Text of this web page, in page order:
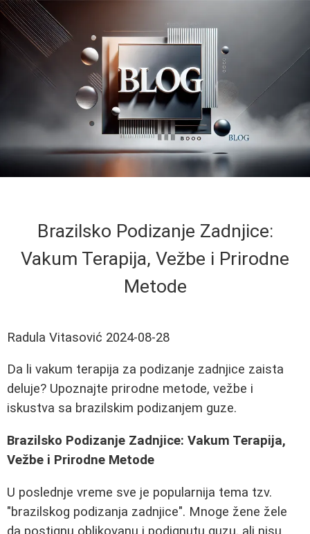
Brazilsko Podizanje Zadnjice:
Vakum Terapija, Vežbe i Prirodne
Metode
Radula Vitasović 2024-08-28
Da li vakum terapija za podizanje zadnjice zaista
deluje? Upoznajte prirodne metode, vežbe i
iskustva sa brazilskim podizanjem guze.
Brazilsko Podizanje Zadnjice: Vakum Terapija,
Vežbe i Prirodne Metode
U poslednje vreme sve je popularnija tema tzv.
"brazilskog podizanja zadnjice". Mnoge žene žele